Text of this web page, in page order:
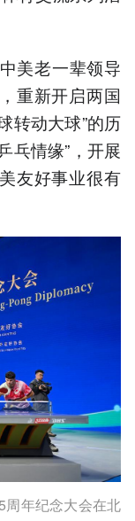
美老一辈领导
重新开启两国
转动大球”的历
乓情缘”，开展
友好事业很有
年纪念大会在北